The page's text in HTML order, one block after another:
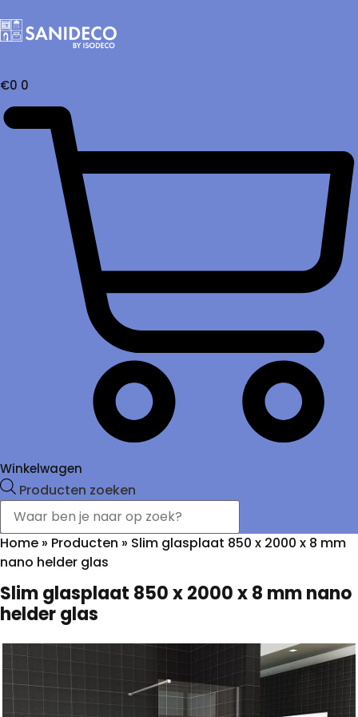
€0 0
Winkelwagen
Producten zoeken
Home » Producten » Slim glasplaat 850 x 2000 x 8 mm
nano helder glas
Slim glasplaat 850 x 2000 x 8 mm nano
helder glas